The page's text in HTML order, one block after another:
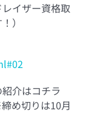
イザー資格取
）
介はコチラ
め切りは10月